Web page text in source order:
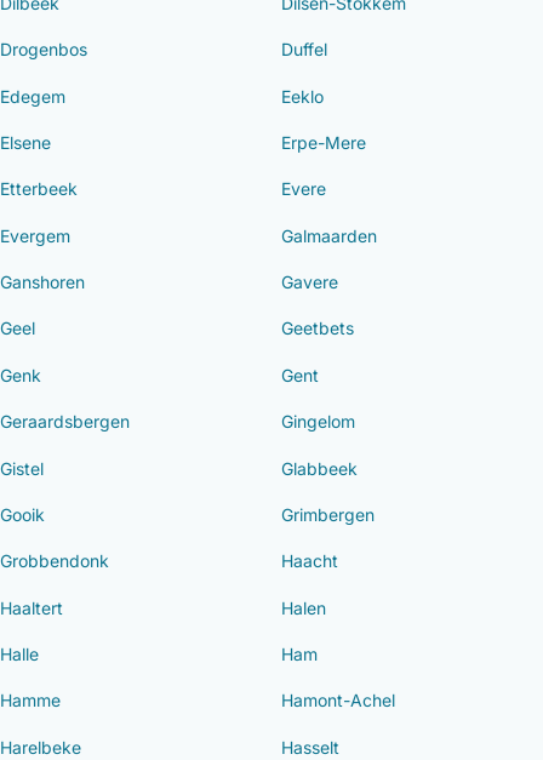
Drogenbos Duffel
Edegem Eeklo
Elsene Erpe-Mere
Etterbeek Evere
Evergem Galmaarden
Ganshoren Gavere
Geel Geetbets
Genk Gent
Geraardsbergen Gingelom
Gistel Glabbeek
Gooik Grimbergen
Grobbendonk Haacht
Haaltert Halen
Halle Ham
Hamme Hamont-Achel
Harelbeke Hasselt